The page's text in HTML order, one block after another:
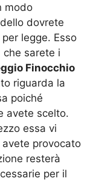
modo
dovrete
legge. Esso
che sarete i
Finocchio
riguarda la
poiché
avete scelto.
essa vi
provocato
resterà
per il